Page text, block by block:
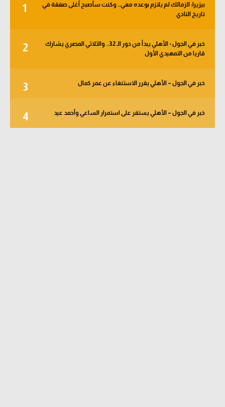
1
بيزيرا: الزمالك لم يلتزم بوعده معي.. وكنت سأصبح أغلى صفقة في
تاريخ النادي
2
خبر في الجول - الأهلي يبدأ من دور الـ 32.. والثلاثي المصري يشارك
قاريا من التمهيدي الأول
3 خبر في الجول – الأهلي يقرر الاستنغاء عن عمر كمال
4 خبر في الجول – الأهلي يستقر على استمرار الساعي وأحمد عيد